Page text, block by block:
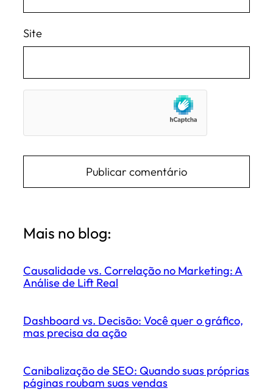
Site
Mais no blog:
Causalidade vs. Correlação no Marketing: A
Análise de Lift Real
Dashboard vs. Decisão: Você quer o gráfico,
mas precisa da ação
Canibalização de SEO: Quando suas próprias
páginas roubam suas vendas